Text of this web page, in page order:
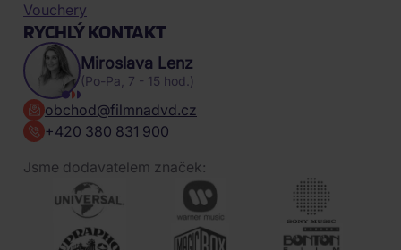
Vouchery
RYCHLÝ KONTAKT
Miroslava Lenz
(Po-Pa, 7 - 15 hod.)
obchod@filmnadvd.cz
+420 380 831 900
Jsme dodavatelem značek: